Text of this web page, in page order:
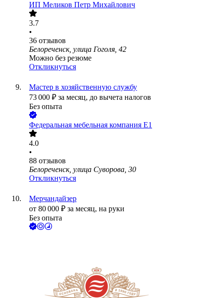
ИП Меликов Петр Михайлович
3.7
•
36 отзывов
Белореченск, улица Гоголя, 42
Можно без резюме
Откликнуться
Мастер в хозяйственную службу
73 000 ₽ за месяц, до вычета налогов
Без опыта
Федеральная мебельная компания Е1
4.0
•
88 отзывов
Белореченск, улица Суворова, 30
Откликнуться
Мерчандайзер
от 80 000 ₽ за месяц, на руки
Без опыта